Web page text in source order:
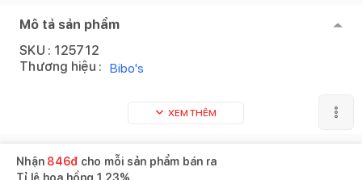
Mô tả sản phẩm
SKU : 125712
Thương hiệu : Bibo's
XEM THÊM
Nhận 846đ cho mỗi sản phẩm bán ra